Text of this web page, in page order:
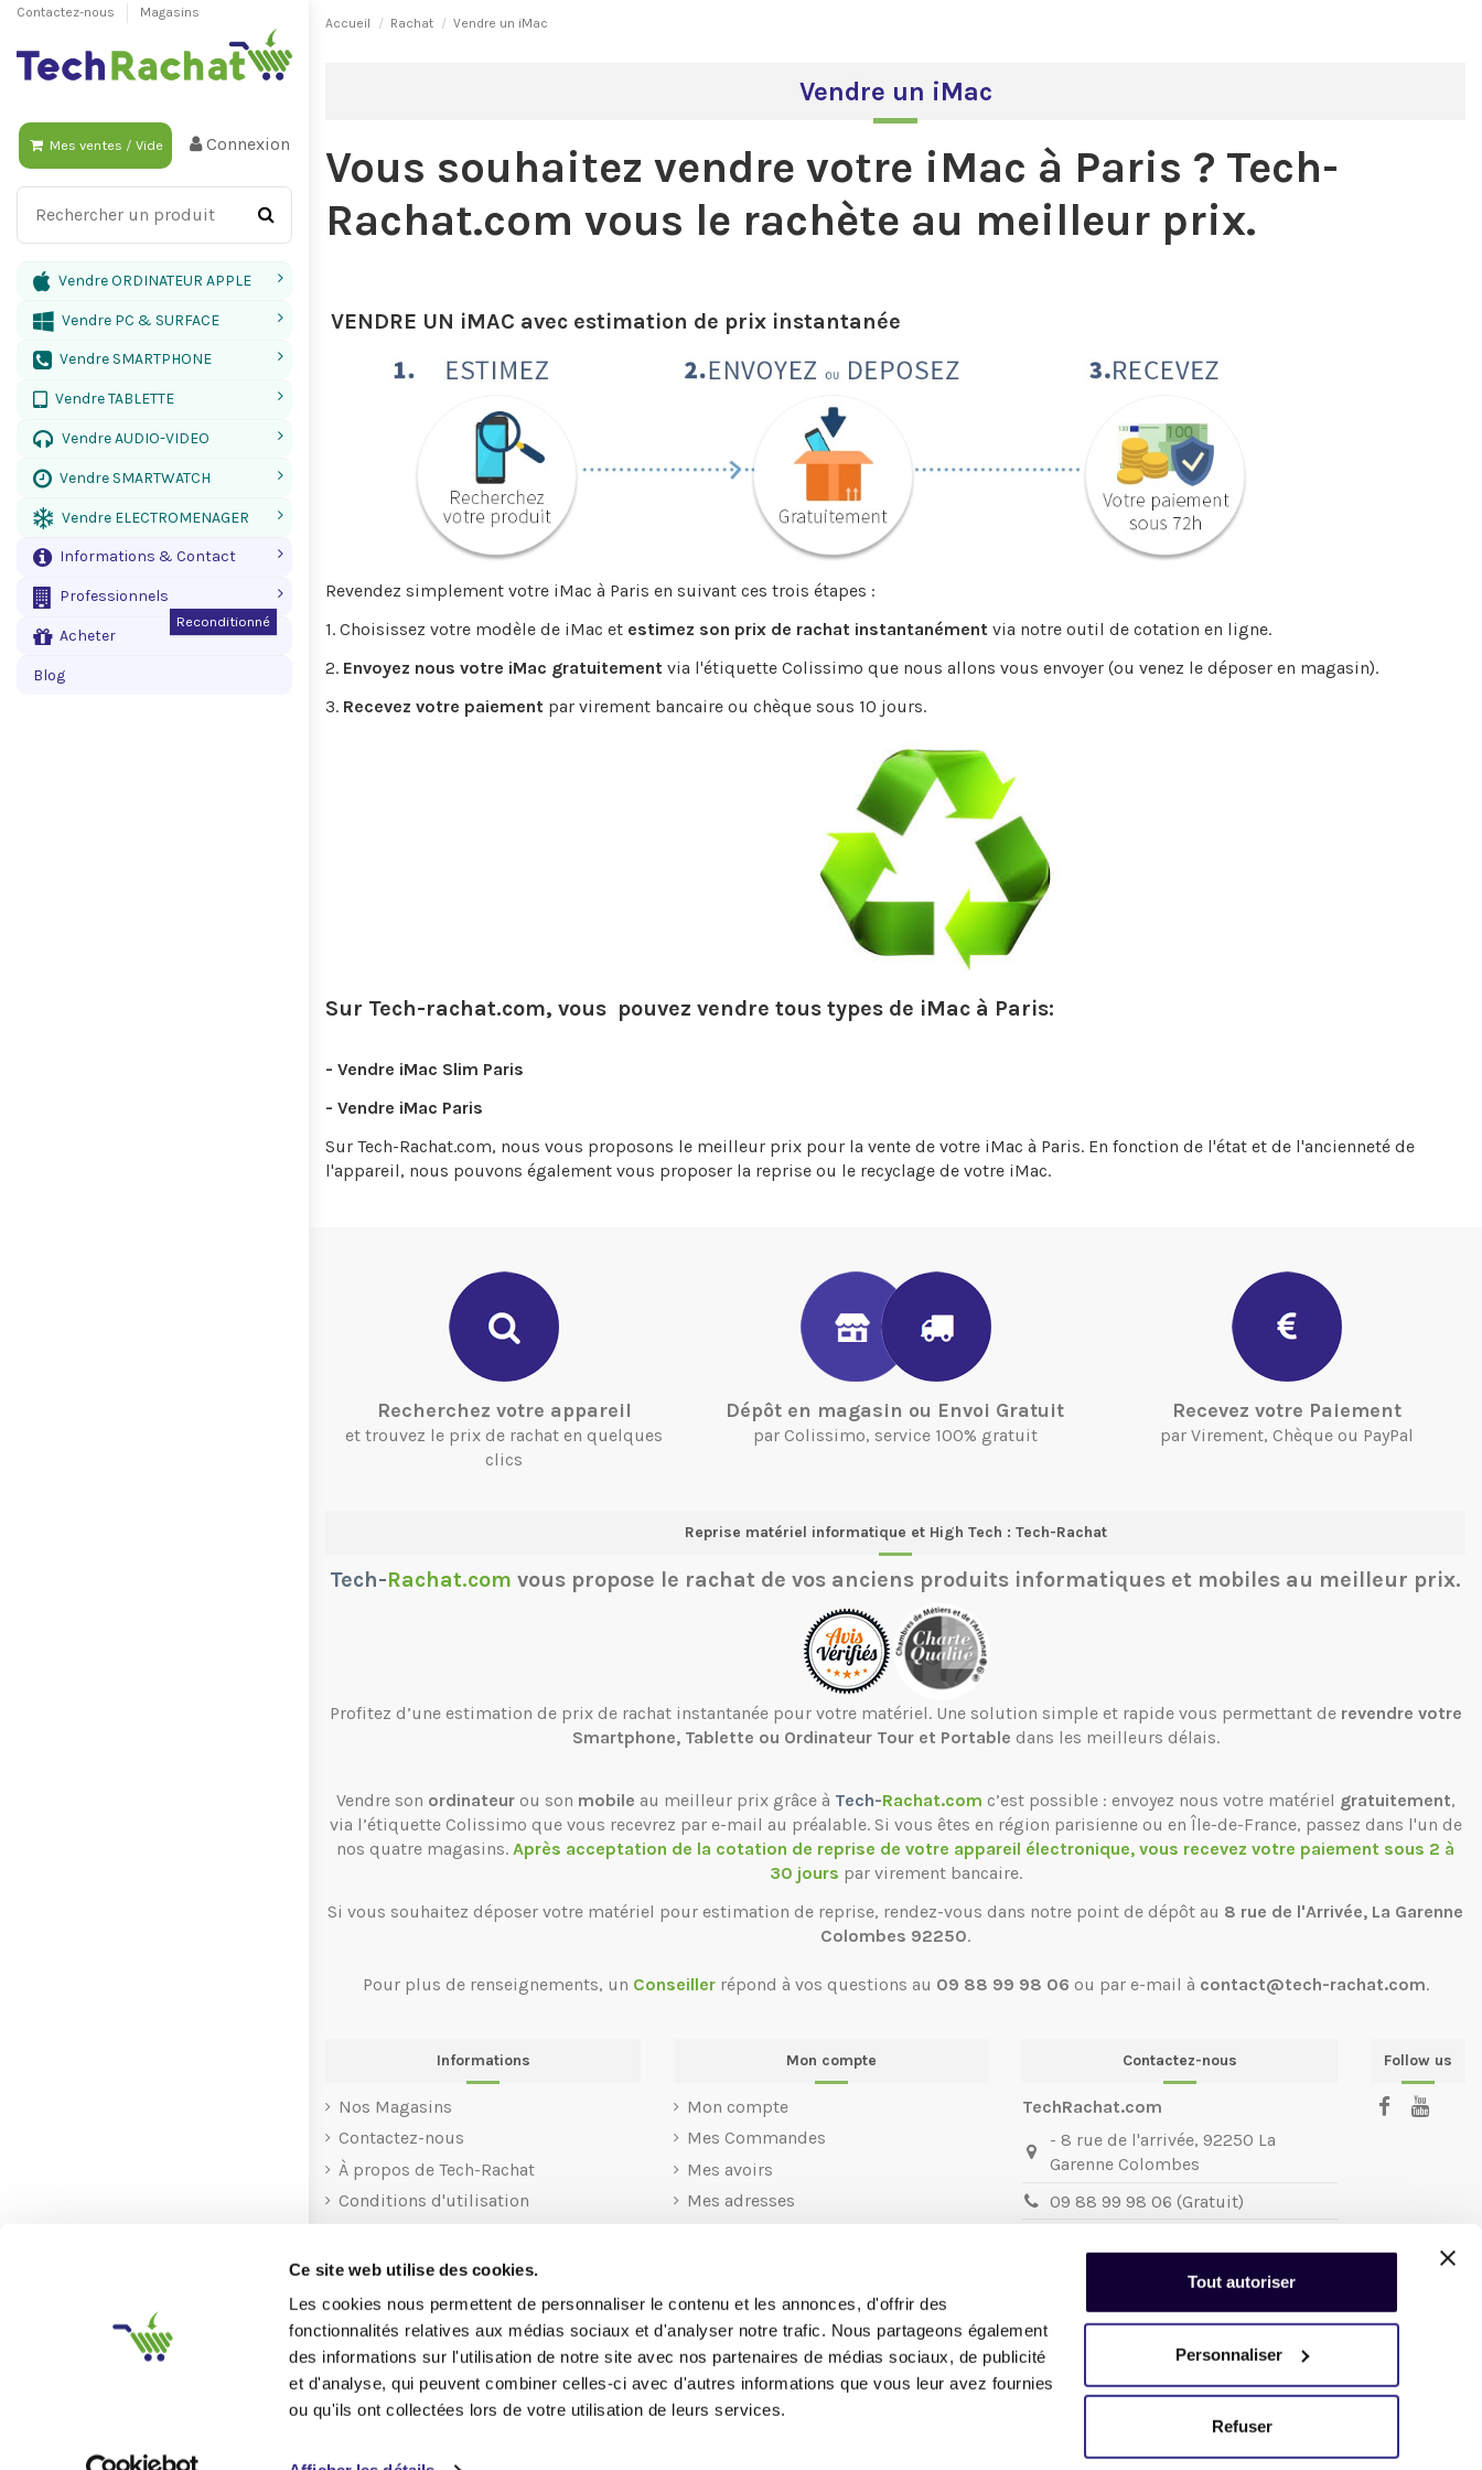
Ce site web utilise des cookies.
Les cookies nous permettent de personnaliser le contenu et les annonces, d'offrir des
fonctionnalités relatives aux médias sociaux et d'analyser notre trafic. Nous partageons également
des informations sur l'utilisation de notre site avec nos partenaires de médias sociaux, de publicité
et d'analyse, qui peuvent combiner celles-ci avec d'autres informations que vous leur avez fournies
ou qu'ils ont collectées lors de votre utilisation de leurs services.
Tout autoriser
Personnaliser
Refuser
Contactez-nous Magasins
Mes ventes / Vide Connexion
Vendre ORDINATEUR APPLE
Vendre PC & SURFACE
Vendre SMARTPHONE
Vendre TABLETTE
Vendre AUDIO-VIDEO
Vendre SMARTWATCH
Vendre ELECTROMENAGER
Informations & Contact
Professionnels
Acheter
Reconditionné
Blog
Accueil Rachat Vendre un iMac
Vendre un iMac
Vous souhaitez vendre votre iMac à Paris ? Tech-
Rachat.com vous le rachète au meilleur prix.
VENDRE UN iMAC avec estimation de prix instantanée
Revendez simplement votre iMac à Paris en suivant ces trois étapes :
1. Choisissez votre modèle de iMac et estimez son prix de rachat instantanément via notre outil de cotation en ligne.
2. Envoyez nous votre iMac gratuitement via l'étiquette Colissimo que nous allons vous envoyer (ou venez le déposer en magasin).
3. Recevez votre paiement par virement bancaire ou chèque sous 10 jours.
Sur Tech-rachat.com, vous pouvez vendre tous types de iMac à Paris:
- Vendre iMac Slim Paris
- Vendre iMac Paris
Sur Tech-Rachat.com, nous vous proposons le meilleur prix pour la vente de votre iMac à Paris. En fonction de l'état et de l'ancienneté de
l'appareil, nous pouvons également vous proposer la reprise ou le recyclage de votre iMac.
Recherchez votre appareil
et trouvez le prix de rachat en quelques
clics
Dépôt en magasin ou Envoi Gratuit
par Colissimo, service 100% gratuit
Recevez votre Paiement
par Virement, Chèque ou PayPal
Reprise matériel informatique et High Tech : Tech-Rachat
Tech-Rachat.com vous propose le rachat de vos anciens produits informatiques et mobiles au meilleur prix.
Profitez d’une estimation de prix de rachat instantanée pour votre matériel. Une solution simple et rapide vous permettant de revendre votre
Smartphone, Tablette ou Ordinateur Tour et Portable dans les meilleurs délais.
Vendre son ordinateurou son mobile au meilleur prix grâce à Tech-Rachat.com c’est possible : envoyez nous votre matériel gratuitement,
via l’étiquette Colissimo que vous recevrez par e-mail au préalable. Si vous êtes en région parisienne ou en Île-de-France, passez dans l'un de
nos quatre magasins. Après acceptation de la cotation de reprise de votre appareil électronique, vous recevez votre paiement sous 2 à
30 jours par virement bancaire.
Si vous souhaitez déposer votre matériel pour estimation de reprise, rendez-vous dans notre point de dépôt au 8 rue de l'Arrivée, La Garenne
Colombes 92250.
Pour plus de renseignements, un Conseiller répond à vos questions au 09 88 99 98 06 ou par e-mail à contact@tech-rachat.com.
Informations
Nos Magasins
Contactez-nous
À propos de Tech-Rachat
Conditions d'utilisation
Recyclage
Aide
Mon compte
Mon compte
Mes Commandes
Mes avoirs
Mes adresses
Contactez-nous
TechRachat.com
- 8 rue de l'arrivée, 92250 La
Garenne Colombes
09 88 99 98 06 (Gratuit)
la reprise de votre
Nous sommes joignables duMardi au
Vendredi
de 11h à 13h et de 14h30 à 18h
Follow us